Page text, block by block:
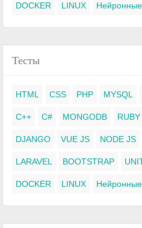
DOCKER LINUX Нейронные
Тесты
HTML CSS PHP MYSQL
C++ C# MONGODB RUBY
DJANGO VUE JS NODE JS
LARAVEL BOOTSTRAP
DOCKER LINUX Нейронные